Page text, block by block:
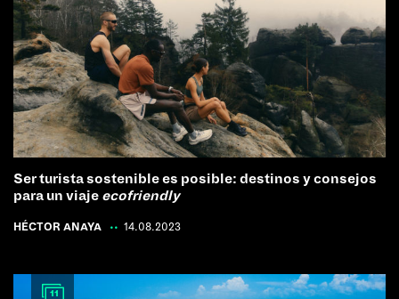
Ser turista sostenible es posible: destinos y consejos
para un viaje ecofriendly
HÉCTOR ANAYA 14.08.2023
11